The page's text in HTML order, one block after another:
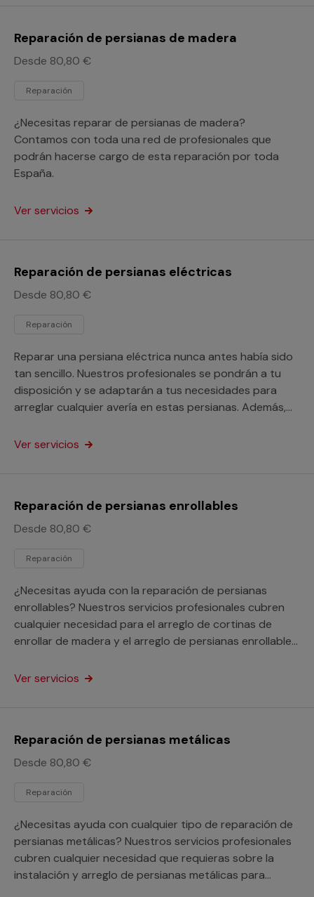
Reparación de persianas de madera
Desde 80,80 €
Reparación
¿Necesitas reparar de persianas de madera?
Contamos con toda una red de profesionales que
podrán hacerse cargo de esta reparación por toda
España.
Ver servicios
Reparación de persianas eléctricas
Desde 80,80 €
Reparación
Reparar una persiana eléctrica nunca antes había sido
tan sencillo. Nuestros profesionales se pondrán a tu
disposición y se adaptarán a tus necesidades para
arreglar cualquier avería en estas persianas. Además,
profesionales.
Ver servicios
Reparación de persianas enrollables
Desde 80,80 €
Reparación
¿Necesitas ayuda con la reparación de persianas
enrollables? Nuestros servicios profesionales cubren
cualquier necesidad para el arreglo de cortinas de
enrollar de madera y el arreglo de persianas enrollables
Ver servicios
Reparación de persianas metálicas
Desde 80,80 €
Reparación
¿Necesitas ayuda con cualquier tipo de reparación de
persianas metálicas? Nuestros servicios profesionales
cubren cualquier necesidad que requieras sobre la
instalación y arreglo de persianas metálicas para